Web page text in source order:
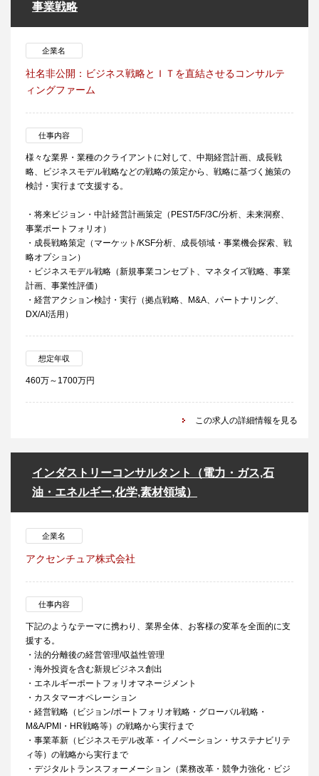
事業戦略
企業名
社名非公開：ビジネス戦略とＩＴを直結させるコンサルテ
ィングファーム
仕事内容
様々な業界・業種のクライアントに対して、中期経営計画、成長戦
略、ビジネスモデル戦略などの戦略の策定から、戦略に基づく施策の
検討・実行まで支援する。
・将来ビジョン・中計経営計画策定（PEST/5F/3C/分析、未来洞察、
事業ポートフォリオ）
・成長戦略策定（マーケット/KSF分析、成長領域・事業機会探索、戦
略オプション）
・ビジネスモデル戦略（新規事業コンセプト、マネタイズ戦略、事業
計画、事業性評価）
・経営アクション検討・実行（拠点戦略、M&A、パートナリング、
DX/AI活用）
想定年収
460万～1700万円
この求人の詳細情報を見る
インダストリーコンサルタント（電力・ガス,石
油・エネルギー,化学,素材領域）
企業名
アクセンチュア株式会社
仕事内容
下記のようなテーマに携わり、業界全体、お客様の変革を全面的に支
援する。
・法的分離後の経営管理/収益性管理
・海外投資を含む新規ビジネス創出
・エネルギーポートフォリオマネージメント
・カスタマーオペレーション
・経営戦略（ビジョン/ポートフォリオ戦略・グローバル戦略・
M&A/PMI・HR戦略等）の戦略から実行まで
・事業革新（ビジネスモデル改革・イノベーション・サステナビリテ
ィ等）の戦略から実行まで
・デジタルトランスフォーメーション（業務改革・競争力強化・ビジ